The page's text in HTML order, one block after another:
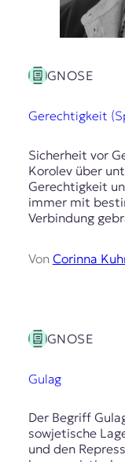
GNOSE
Gerechtigkeit
Sicherheit vor
Korolev über
Gerechtigkeit
immer mit
Verbindung
Von Corinna
GNOSE
Gulag
Der Begriff
sowjetische
und den